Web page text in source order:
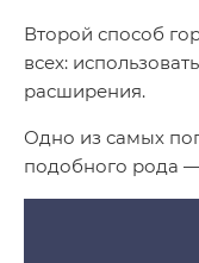
Второй способ
всех:
расширения.
Одно из самых
подобного рода